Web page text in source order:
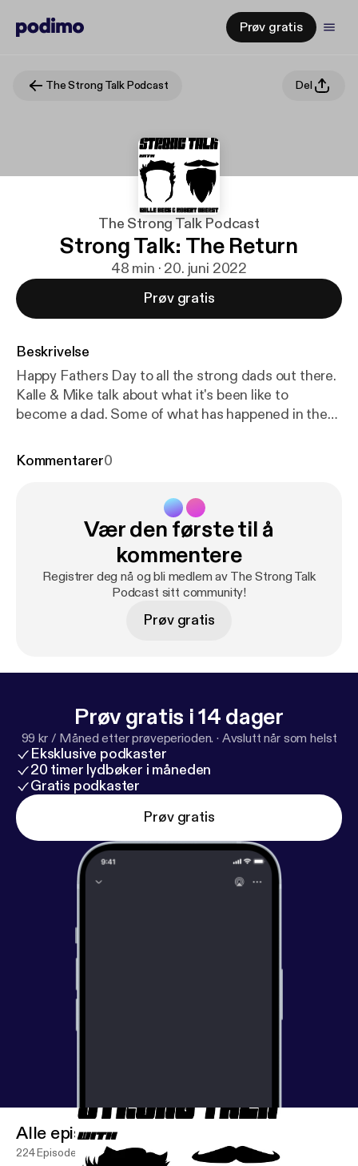
Prøv gratis
The Strong Talk Podcast Del
The Strong Talk Podcast
Strong Talk: The Return
48 min · 20. juni 2022
Prøv gratis
Beskrivelse
Happy Fathers Day to all the strong dads out there.
Kalle & Mike talk about what it's been like to
become a dad. Some of what has happened in the
training has changed and even briefly talk about
Kommentarer0
Vær den første til å
kommentere
Registrer deg nå og bli medlem av The Strong Talk
Podcast sitt community!
Prøv gratis
Prøv gratis i 14 dager
99 kr / Måned etter prøveperioden. · Avslutt når som helst
Eksklusive podkaster
20 timer lydbøker i måneden
Gratis podkaster
Prøv gratis
Alle episoder
224 Episoder